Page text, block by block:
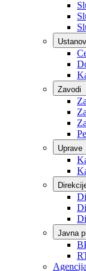
Službe
Zavodi
Uprave
Javna